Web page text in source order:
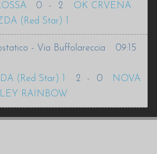
0 - 2
OK CRVENA
(Red Star) 1
- Via Buffolareccia
09:15
(Red Star) 1
2 - 0
NOVA
RAINBOW